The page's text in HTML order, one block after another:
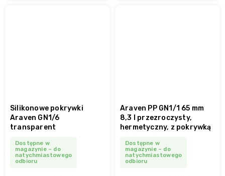
Silikonowe pokrywki
Araven GN1/6
transparent
Dostępne w
magazynie – do
natychmiastowego
odbioru
Araven PP GN1/1 65 mm
8,3 l przezroczysty,
hermetyczny, z pokrywką
Dostępne w
magazynie – do
natychmiastowego
odbioru